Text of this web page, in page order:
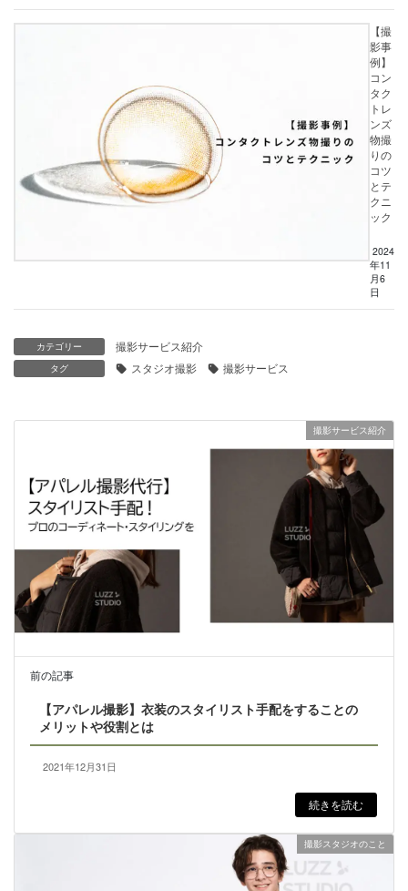
【撮
影事
例】
コン
タク
トレ
ンズ
物撮
りの
コツ
とテ
クニ
ック
2024
年11
月6
日
カテゴリー 撮影サービス紹介
タグ スタジオ撮影 撮影サービス
撮影サービス紹介
前の記事
【アパレル撮影】衣装のスタイリスト手配をすることの
メリットや役割とは
2021年12月31日
続きを読む
撮影スタジオのこと